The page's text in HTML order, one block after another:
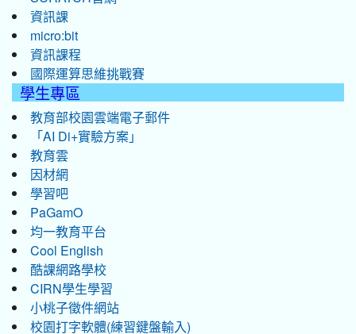
資訊課
micro:bit
資訊課程
國際運算思維挑戰賽
學生專區
教育部校園雲端電子郵件
「AI Di+實驗方案」
教育雲
因材網
學習吧
PaGamO
均一教育平台
Cool English
酷課網路學校
CIRN學生學習
小桃子徵件網站
校園打字軟體(練習鍵盤輸入)